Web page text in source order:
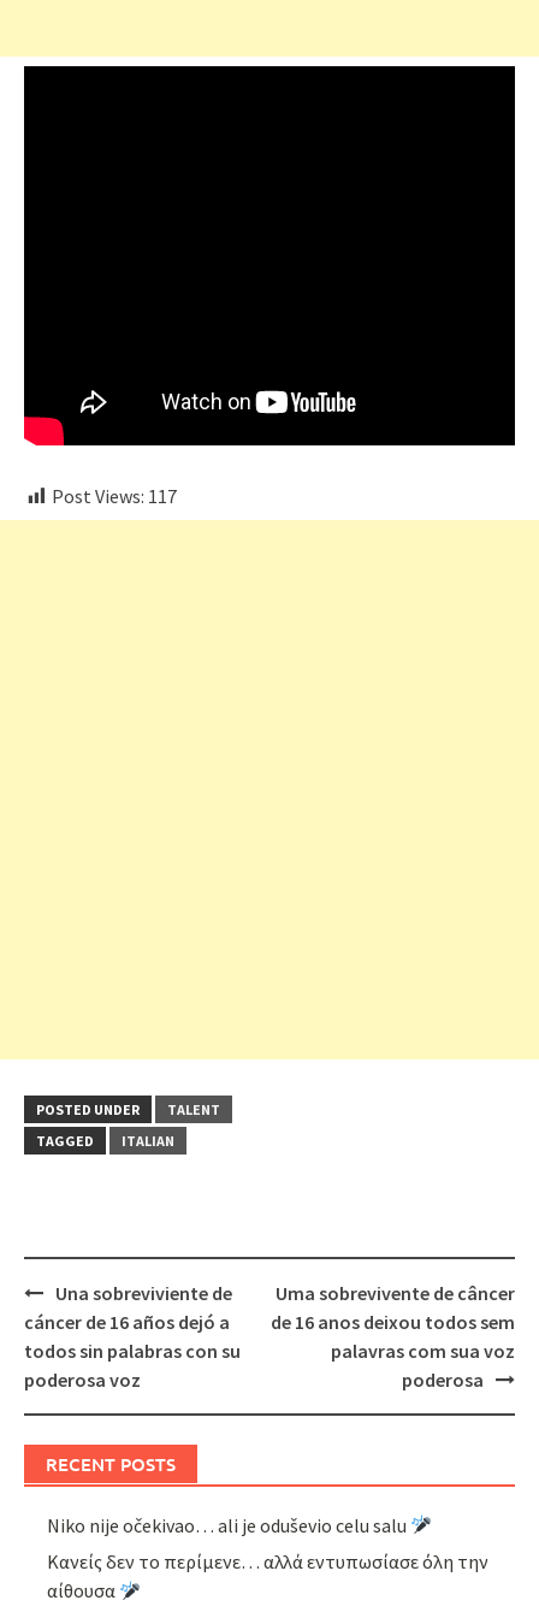
Post Views: 117
POSTED UNDER
TALENT
TAGGED
ITALIAN
Post
navigation
Una sobreviviente de
cáncer de 16 años dejó a
todos sin palabras con su
poderosa voz
Uma sobrevivente de câncer
de 16 anos deixou todos sem
palavras com sua voz
poderosa
RECENT POSTS
Niko nije očekivao… ali je oduševio celu salu
Κανείς δεν το περίμενε… αλλά εντυπωσίασε όλη την
αίθουσα